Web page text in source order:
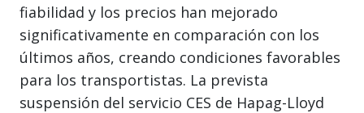
fiabilidad y los precios han mejorado
significativamente en comparación con los
últimos años, creando condiciones favorables
para los transportistas. La prevista
suspensión del servicio CES de Hapag-Lloyd